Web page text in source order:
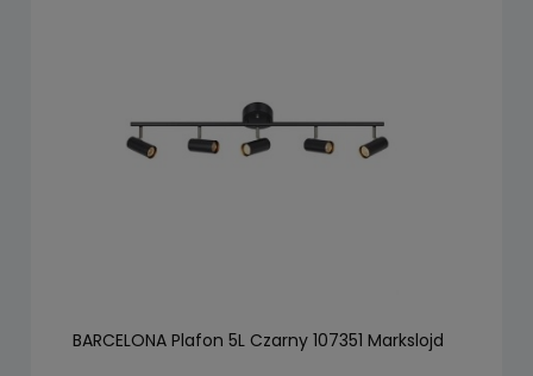
BARCELONA Plafon 5L Czarny 107351 Markslojd